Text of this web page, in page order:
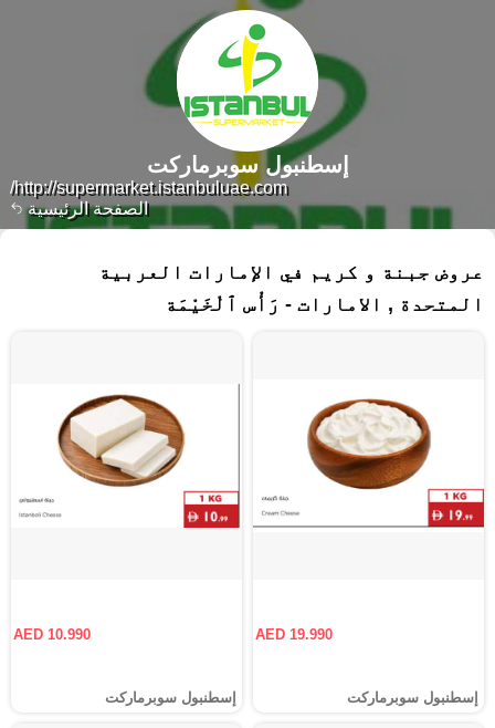
الصفحة الرئيسية
http://supermarket.istanbuluae.com/
إسطنبول سوبرماركت
عروض جبنة و كريم في الإمارات العربية
المتحدة , الامارات - رَأْس ٱلْخَيْمَة
AED 19.990
إسطنبول سوبرماركت
AED 10.990
إسطنبول سوبرماركت